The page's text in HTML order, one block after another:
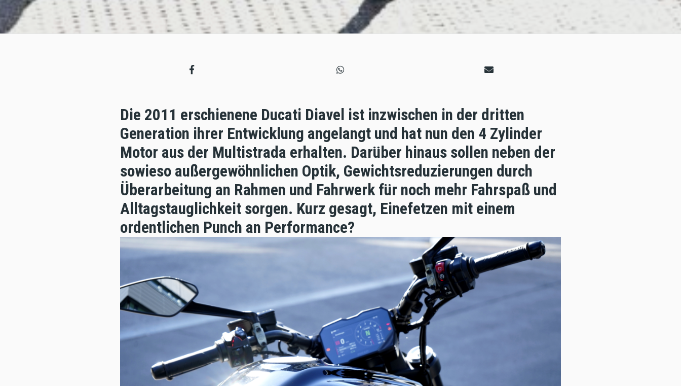
Die 2011 erschienene Ducati Diavel ist inzwischen in der dritten
Generation ihrer Entwicklung angelangt und hat nun den 4 Zylinder
Motor aus der Multistrada erhalten. Darüber hinaus sollen neben der
sowieso außergewöhnlichen Optik, Gewichtsreduzierungen durch
Überarbeitung an Rahmen und Fahrwerk für noch mehr Fahrspaß und
Alltagstauglichkeit sorgen. Kurz gesagt, Einefetzen mit einem
ordentlichen Punch an Performance?